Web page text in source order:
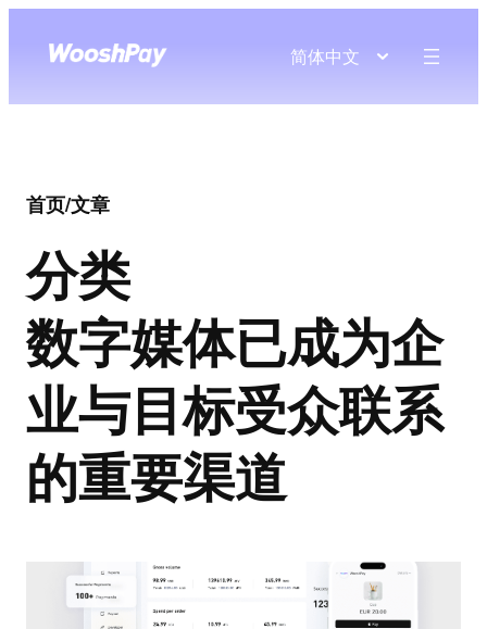
简体中文
首页/文章
分类
数字媒体已成为企
业与目标受众联系
的重要渠道